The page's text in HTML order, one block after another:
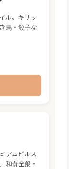
ル。キリッ
鳥・餃子な
アムピルス
和食全般・